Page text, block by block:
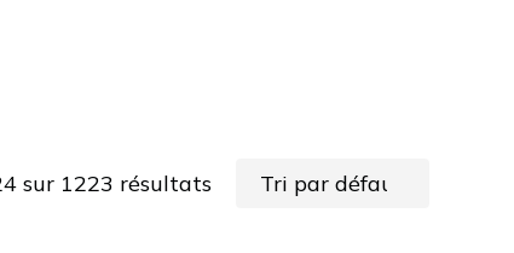
sur 1223 résultats